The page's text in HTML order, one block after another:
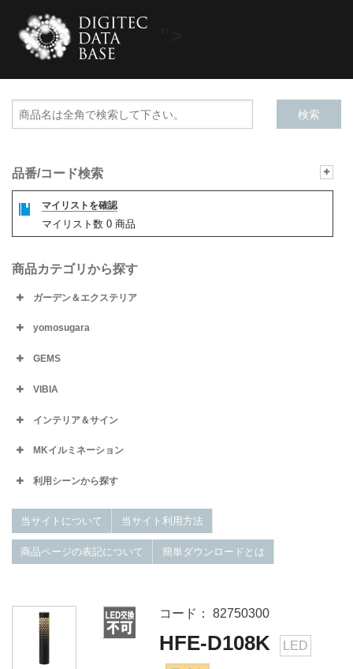
品番/コード検索
マイリストを確認
マイリスト数 0 商品
商品カテゴリから探す
ガーデン＆エクステリア
yomosugara
GEMS
VIBIA
インテリア＆サイン
MKイルミネーション
利用シーンから探す
当サイトについて 当サイト利用方法
商品ページの表記について 簡単ダウンロードとは
コード： 82750300
HFE-D108K LED